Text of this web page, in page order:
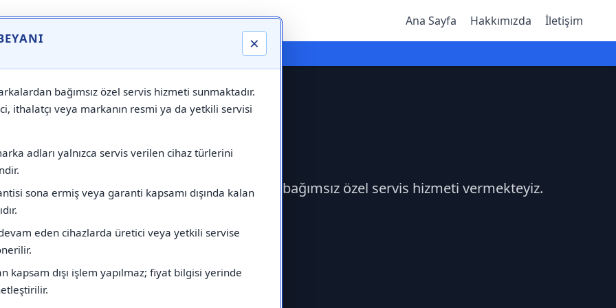
×
bağımsız özel servis hizmeti sunmaktadır.
ithalatçı veya markanın resmi ya da yetkili servisi
adları yalnızca servis verilen cihaz türlerini
sona ermiş veya garanti kapsamı dışında kalan
eden cihazlarda üretici veya yetkili servise
kapsam dışı işlem yapılmaz; fiyat bilgisi yerinde
Ana Sayfa Hakkımızda İletişim
⚠️ Markadan Bağımsız "Özel Servis" Hizmeti
Servisi
İndesit Servisi çağırabilirsiniz.Markadan bağımsız özel servis hizmeti vermekteyiz.